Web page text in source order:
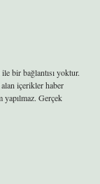
bir bağlantısı yoktur.
içerikler haber
yapılmaz. Gerçek